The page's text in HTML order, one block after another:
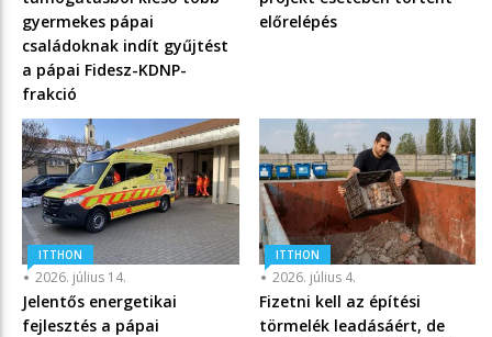
gyermekes pápai
családoknak indít gyűjtést
a pápai Fidesz-KDNP-
frakció
előrelépés
ITTHON
2026. július 14.
Jelentős energetikai
fejlesztés a pápai
ITTHON
2026. július 4.
Fizetni kell az építési
törmelék leadásáért, de